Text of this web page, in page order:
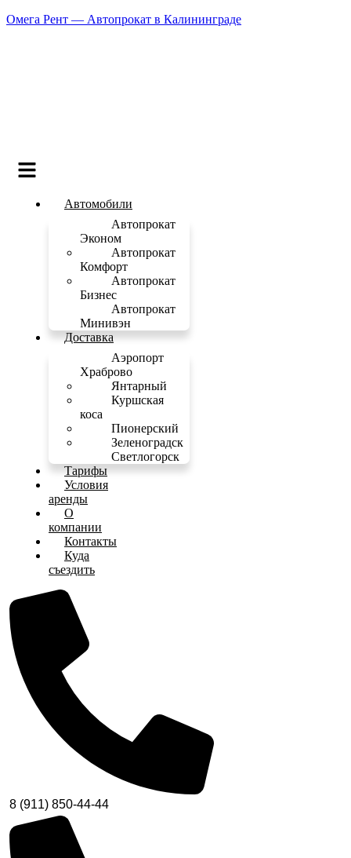
Омега Рент — Автопрокат в Калининграде
Меню
Автомобили
Автопрокат
Эконом
Автопрокат
Комфорт
Автопрокат
Бизнес
Автопрокат
Минивэн
Доставка
Аэропорт
Храброво
Янтарный
Куршская
коса
Пионерский
Зеленоградск
Светлогорск
Тарифы
Условия
аренды
О
компании
Контакты
Куда
съездить
8 (911) 850-44-44